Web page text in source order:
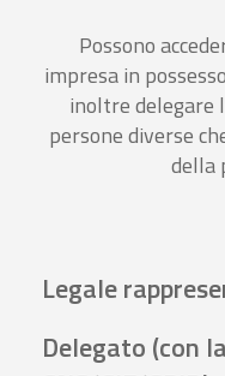
Possono
impresa in
inoltre delegare
persone diverse
della
Legale
Delegato (con